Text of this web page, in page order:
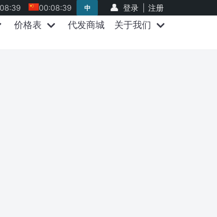
价格表 代发商城 关于我们
注册
登录
中
00:08:39